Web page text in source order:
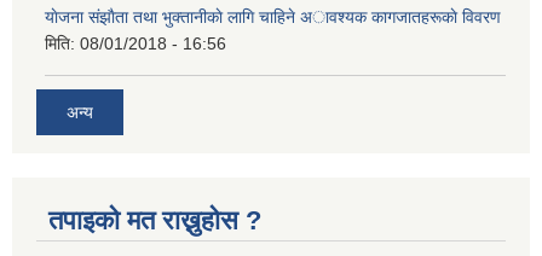
याेजना संझाैता तथा भुक्तानीकाे लागि चाहिने अावश्यक कागजातहरूकाे विवरण
मिति: 08/01/2018 - 16:56
अन्य
तपाइको मत राख्नुहोस ?